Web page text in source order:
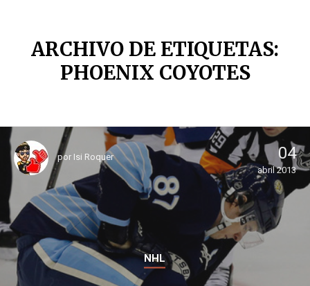
ARCHIVO DE ETIQUETAS:
PHOENIX COYOTES
por Isi Roquer 04
abril 2013
NHL